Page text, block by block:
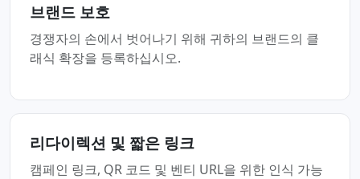
브랜드 보호
경쟁자의 손에서 벗어나기 위해 귀하의 브랜드의 클
래식 확장을 등록하십시오.
리다이렉션 및 짧은 링크
캠페인 링크, QR 코드 및 벤티 URL을 위한 인식 가능